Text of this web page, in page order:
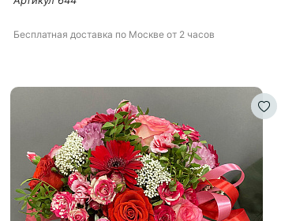
Бесплатная доставка по Москвеот 2 часов